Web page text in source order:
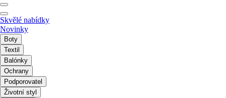
Skvělé nabídky
Novinky
Boty
Textil
Balónky
Ochrany
Podporovatel
Životní styl